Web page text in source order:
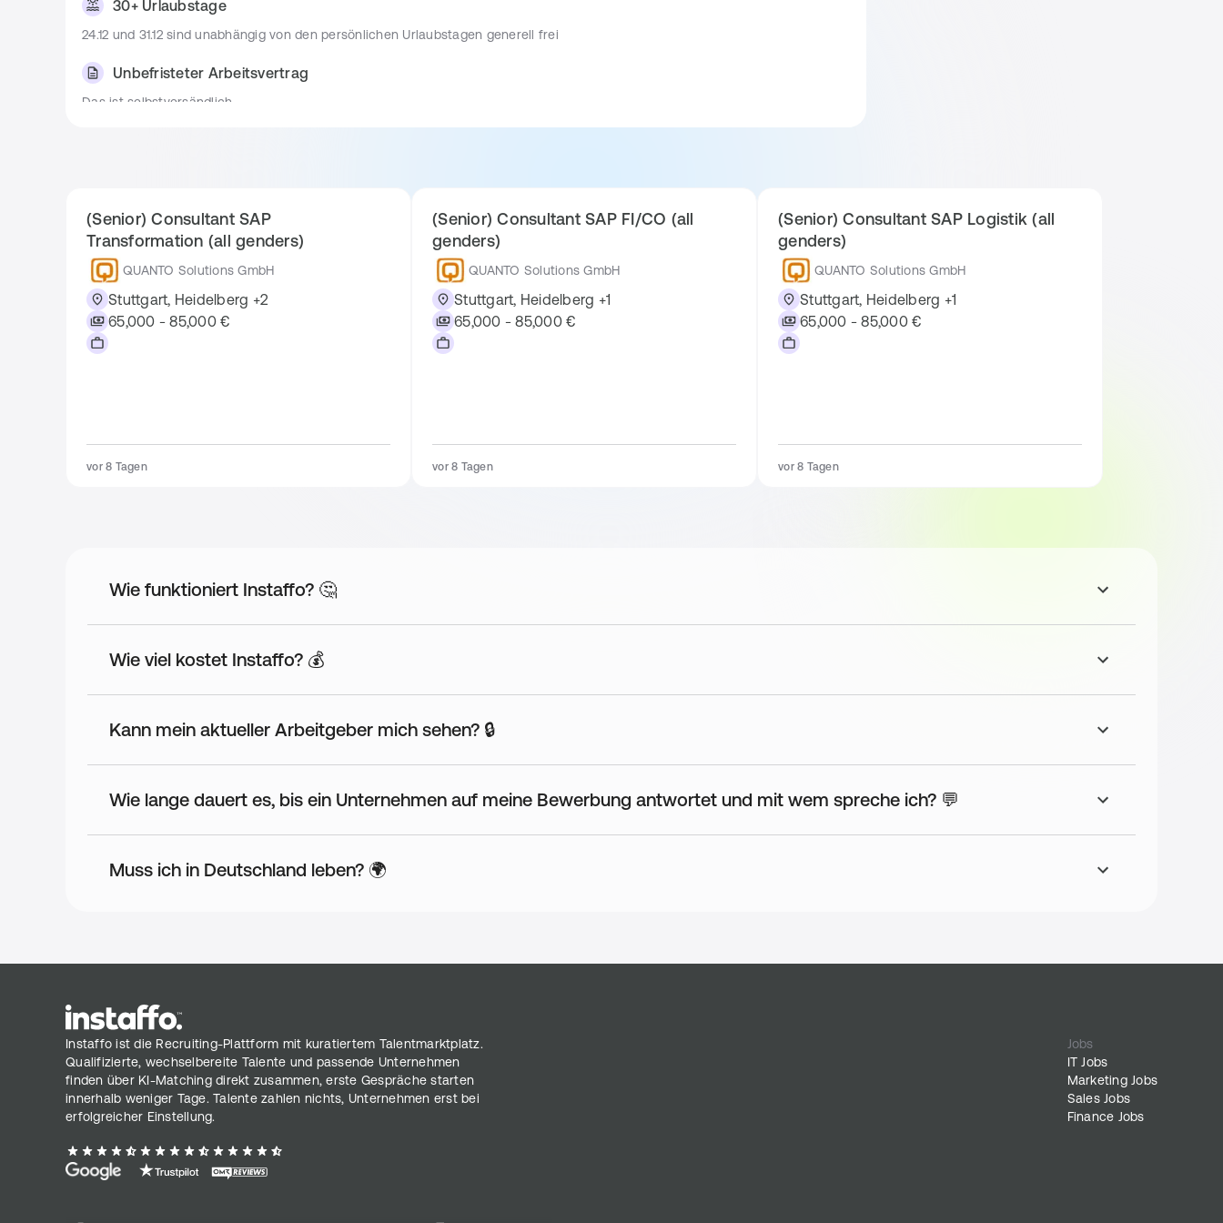
30+ Urlaubstage
24.12 und 31.12 sind unabhängig von den persönlichen Urlaubstagen generell frei
Unbefristeter Arbeitsvertrag
Das ist selbstversändlich
Kostenloser Zugang zu Schulungsplattformen Schulungs- und Demosystemen
Jobticket
Generell ja, muss aber auch beruflich notwendig sein
Betriebliche Altersvorsorge
Freie Getränke
Zusätzliche Benefits
(Senior) Consultant SAP
Transformation (all genders)
QUANTO Solutions GmbH
Stuttgart, Heidelberg +2
65,000 - 85,000 €
vor 8 Tagen
(Senior) Consultant SAP FI/CO (all
genders)
QUANTO Solutions GmbH
Stuttgart, Heidelberg +1
65,000 - 85,000 €
vor 8 Tagen
(Senior) Consultant SAP Logistik (all
genders)
QUANTO Solutions GmbH
Stuttgart, Heidelberg +1
65,000 - 85,000 €
vor 8 Tagen
Wie funktioniert Instaffo? 🤔
Wie viel kostet Instaffo? 💰
Kann mein aktueller Arbeitgeber mich sehen? 🔒
Wie lange dauert es, bis ein Unternehmen auf meine Bewerbung antwortet und mit wem spreche ich? 💬
Muss ich in Deutschland leben? 🌍
Instaffo ist die Recruiting-Plattform mit kuratiertem Talentmarktplatz.
Qualifizierte, wechselbereite Talente und passende Unternehmen
finden über KI-Matching direkt zusammen, erste Gespräche starten
innerhalb weniger Tage. Talente zahlen nichts, Unternehmen erst bei
erfolgreicher Einstellung.
Jobs
IT Jobs
Marketing Jobs
Sales Jobs
Finance Jobs